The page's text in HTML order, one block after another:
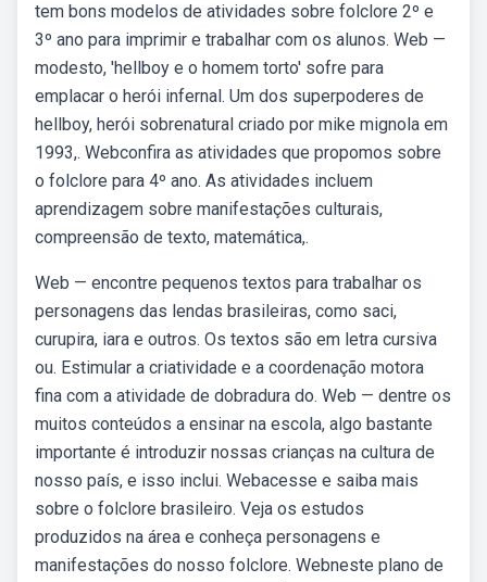
tem bons modelos de atividades sobre folclore 2º e
3º ano para imprimir e trabalhar com os alunos. Web —
modesto, 'hellboy e o homem torto' sofre para
emplacar o herói infernal. Um dos superpoderes de
hellboy, herói sobrenatural criado por mike mignola em
1993,. Webconfira as atividades que propomos sobre
o folclore para 4º ano. As atividades incluem
aprendizagem sobre manifestações culturais,
compreensão de texto, matemática,.
Web — encontre pequenos textos para trabalhar os
personagens das lendas brasileiras, como saci,
curupira, iara e outros. Os textos são em letra cursiva
ou. Estimular a criatividade e a coordenação motora
fina com a atividade de dobradura do. Web — dentre os
muitos conteúdos a ensinar na escola, algo bastante
importante é introduzir nossas crianças na cultura de
nosso país, e isso inclui. Webacesse e saiba mais
sobre o folclore brasileiro. Veja os estudos
produzidos na área e conheça personagens e
manifestações do nosso folclore. Webneste plano de